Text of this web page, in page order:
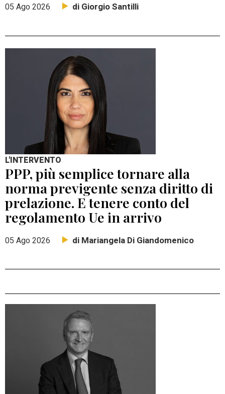
05 Ago 2026 di Giorgio Santilli
L'INTERVENTO
PPP, più semplice tornare alla
norma previgente senza diritto di
prelazione. E tenere conto del
regolamento Ue in arrivo
05 Ago 2026 di Mariangela Di Giandomenico